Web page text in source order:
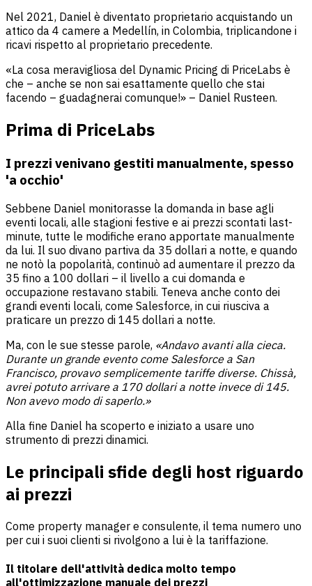
Nel 2021, Daniel è diventato proprietario acquistando un
attico da 4 camere a Medellín, in Colombia, triplicandone i
ricavi rispetto al proprietario precedente.
«La cosa meravigliosa del Dynamic Pricing di PriceLabs è
che – anche se non sai esattamente quello che stai
facendo – guadagnerai comunque!» – Daniel Rusteen.
Prima di PriceLabs
I prezzi venivano gestiti manualmente, spesso
'a occhio'
Sebbene Daniel monitorasse la domanda in base agli
eventi locali, alle stagioni festive e ai prezzi scontati last-
minute, tutte le modifiche erano apportate manualmente
da lui. Il suo divano partiva da 35 dollari a notte, e quando
ne notò la popolarità, continuò ad aumentare il prezzo da
35 fino a 100 dollari – il livello a cui domanda e
occupazione restavano stabili. Teneva anche conto dei
grandi eventi locali, come Salesforce, in cui riusciva a
praticare un prezzo di 145 dollari a notte.
Ma, con le sue stesse parole, «Andavo avanti alla cieca.
Durante un grande evento come Salesforce a San
Francisco, provavo semplicemente tariffe diverse. Chissà,
avrei potuto arrivare a 170 dollari a notte invece di 145.
Non avevo modo di saperlo.»
Alla fine Daniel ha scoperto e iniziato a usare uno
strumento di prezzi dinamici.
Le principali sfide degli host riguardo
ai prezzi
Come property manager e consulente, il tema numero uno
per cui i suoi clienti si rivolgono a lui è la tariffazione.
Il titolare dell'attività dedica molto tempo
all'ottimizzazione manuale dei prezzi